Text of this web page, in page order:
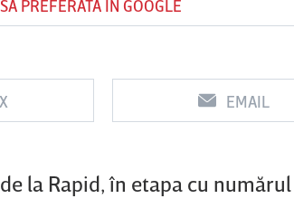
PREFERATĂ ÎN GOOGLE
X EMAIL
la Rapid, în etapa cu
Vs